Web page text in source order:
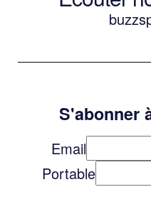
S'abonner
Email
Portable